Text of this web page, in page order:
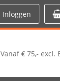
Inloggen
Vanaf € 75,- excl.